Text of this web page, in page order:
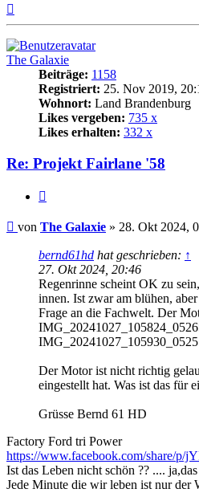
The Galaxie
Beiträge: 1158
Registriert: 25. Nov 2019,
Wohnort: Land Brandenburg
Likes vergeben: 735 x
Likes erhalten: 332 x
Re: Projekt Fairlane '58
Beitrag
von The Galaxie » 28. Okt 2024,
bernd61hd hat geschrieben: ↑
27. Okt 2024, 20:46
Regenrinne scheint OK zu
innen. Ist zwar am blühen,
Frage an die Fachwelt. Der
Der Motor ist nicht richtig
eingestellt hat. Was ist das für
Grüsse Bernd 61 HD
Factory Ford tri Power
https://www.facebook.com/share/p/
Ist das Leben nicht schön ?? ....
Jede Minute die wir leben ist nur der